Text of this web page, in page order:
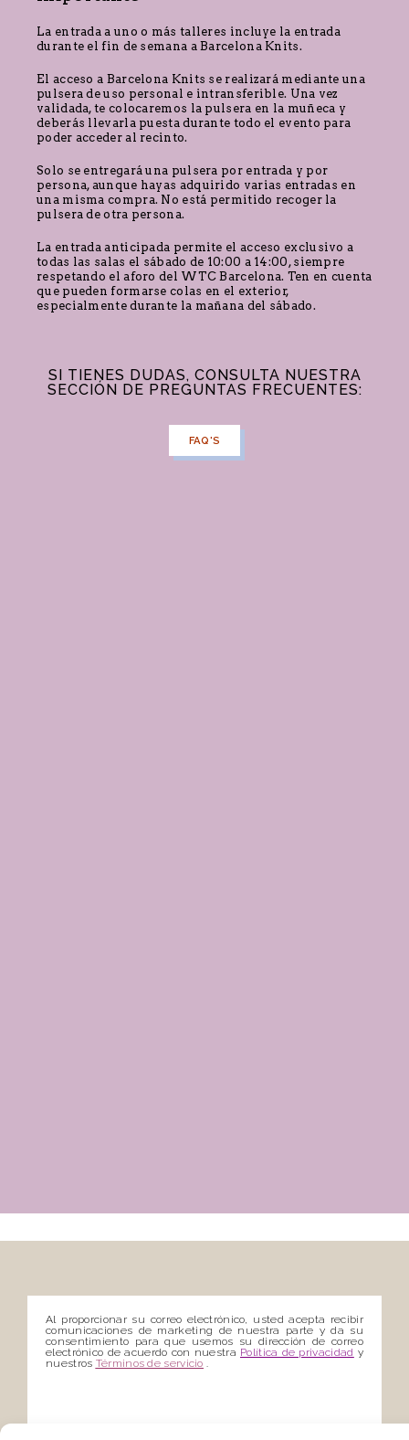
La entrada a uno o más talleres incluye la entrada
durante el fin de semana a Barcelona Knits.
El acceso a Barcelona Knits se realizará mediante una
pulsera de uso personal e intransferible. Una vez
validada, te colocaremos la pulsera en la muñeca y
deberás llevarla puesta durante todo el evento para
poder acceder al recinto.
Solo se entregará una pulsera por entrada y por
persona, aunque hayas adquirido varias entradas en
una misma compra. No está permitido recoger la
pulsera de otra persona.
La entrada anticipada permite el acceso exclusivo a
todas las salas el sábado de 10:00 a 14:00, siempre
respetando el aforo del WTC Barcelona. Ten en cuenta
que pueden formarse colas en el exterior,
especialmente durante la mañana del sábado.
SI TIENES DUDAS, CONSULTA NUESTRA
SECCIÓN DE PREGUNTAS FRECUENTES:
FAQ'S
Al proporcionar su correo electrónico, usted acepta recibir
comunicaciones de marketing de nuestra parte y da su
consentimiento para que usemos su dirección de correo
electrónico de acuerdo con nuestra Política de privacidad y
nuestros Términos de servicio .